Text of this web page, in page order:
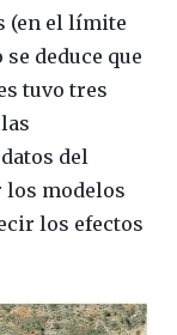
(en el límite
deduce que
tuvo tres
del
los modelos
los efectos